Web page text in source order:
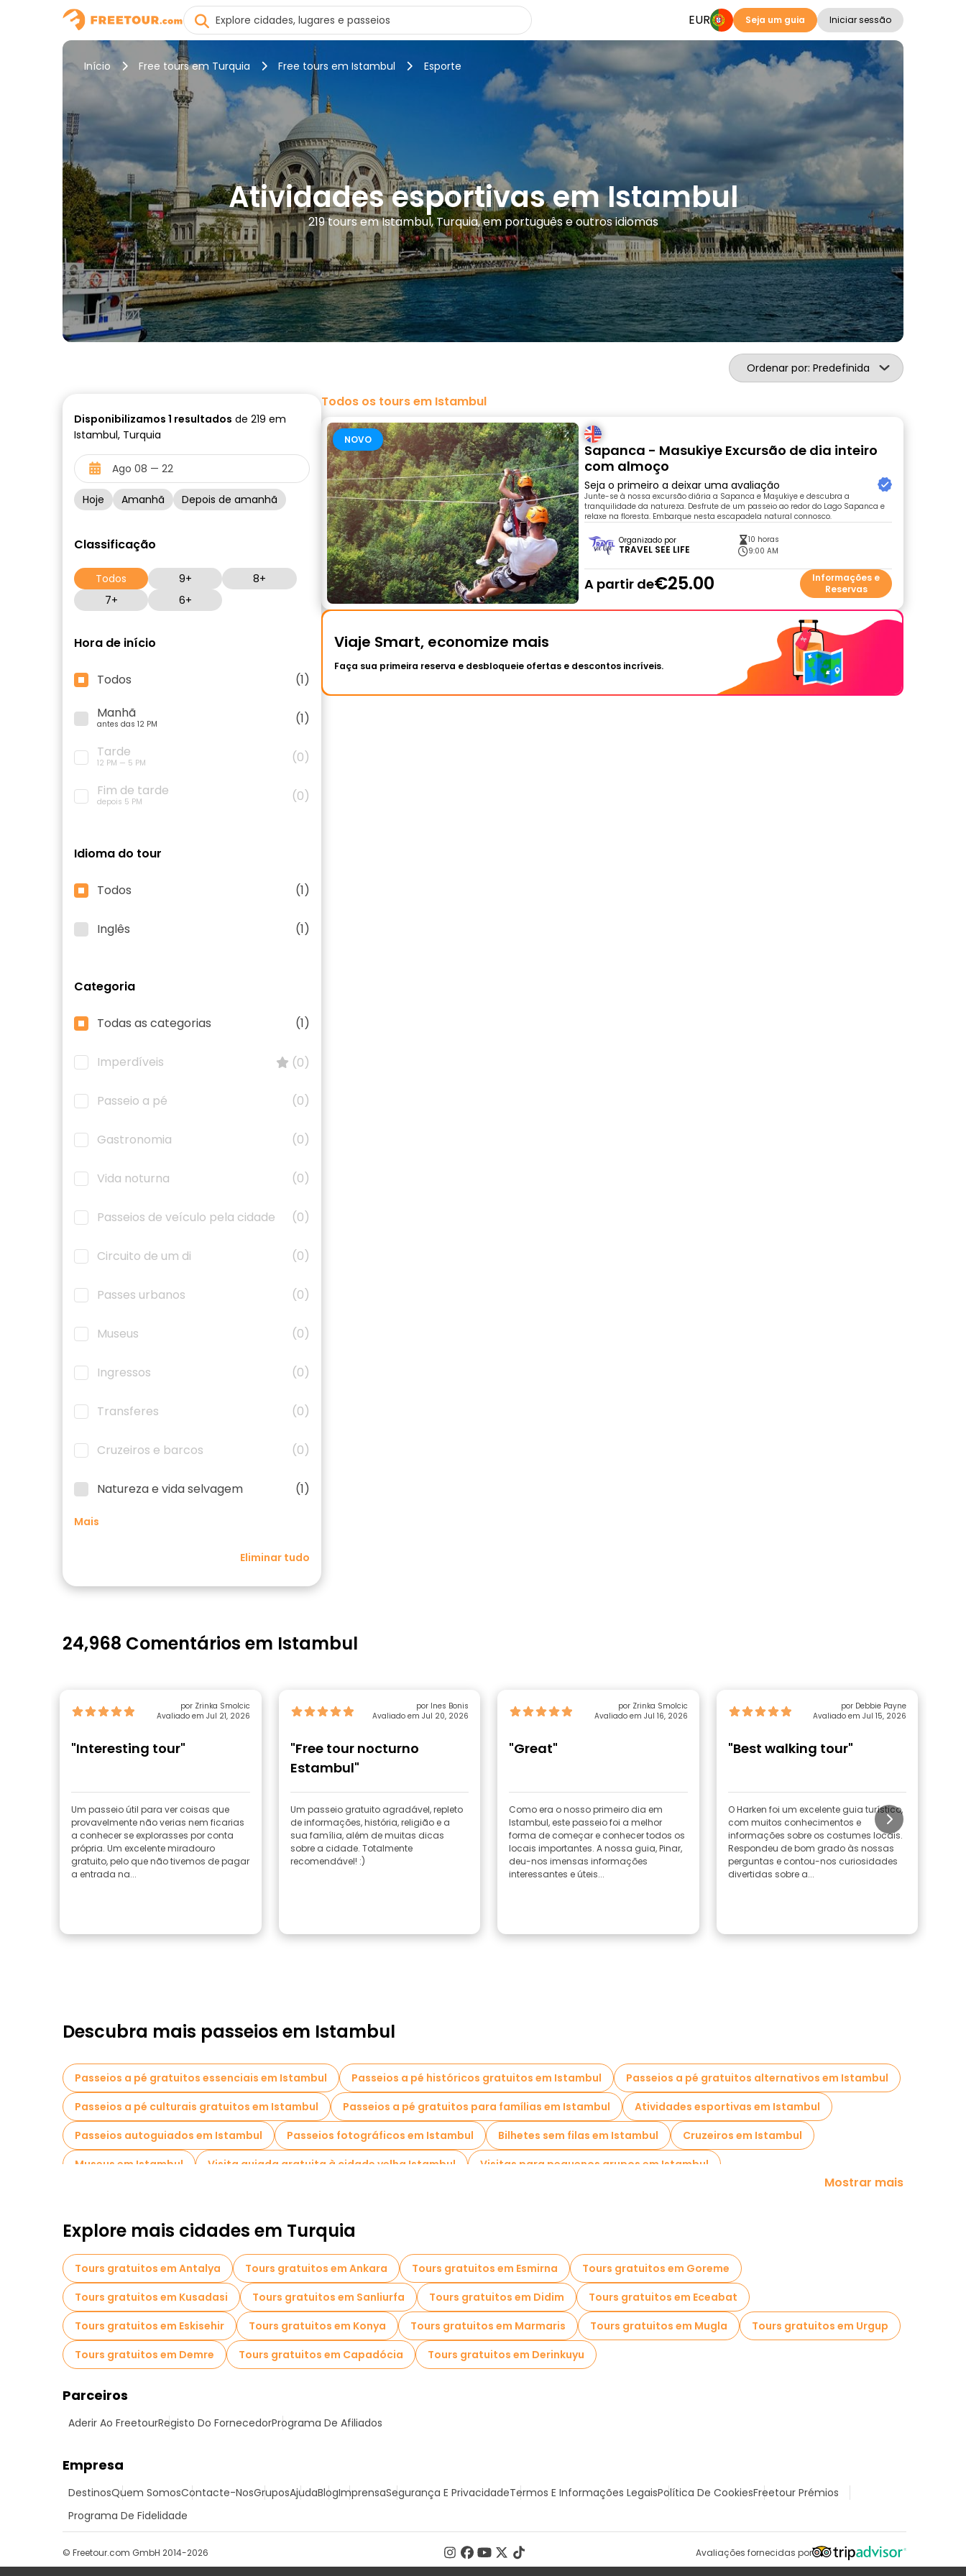
EUR Seja um guia Iniciar sessão
Início Free tours em Turquia Free tours em Istambul Esporte
Atividades esportivas em Istambul
219 tours em Istambul, Turquia, em português e outros idiomas
Ordenar por: Predefinida
Disponibilizamos 1 resultados de 219 em
Istambul, Turquia
Hoje Amanhã Depois de amanhã
Classificação
Todos 9+
8+
7+
6+
Hora de início
Todos
(1)
Manhã
antes das 12 PM
(1)
Tarde
12 PM — 5 PM
(0)
Fim de tarde
depois 5 PM (0)
Idioma do tour
Todos (1)
Inglês (1)
Categoria
Todas as categorias (1)
Imperdíveis (0)
Passeio a pé (0)
Gastronomia (0)
Vida noturna (0)
Passeios de veículo pela cidade (0)
Circuito de um di (0)
Passes urbanos (0)
Museus (0)
Ingressos (0)
Transferes (0)
Cruzeiros e barcos (0)
Natureza e vida selvagem (1)
Mais
Eliminar tudo
Todos os tours em Istambul
NOVO
Sapanca - Masukiye Excursão de dia inteiro
com almoço
Seja o primeiro a deixar uma avaliação
Junte-se à nossa excursão diária a Sapanca e Maşukiye e descubra a
tranquilidade da natureza. Desfrute de um passeio ao redor do Lago Sapanca e
relaxe na floresta. Embarque nesta escapadela natural connosco.
Organizado por
TRAVEL SEE LIFE
10 horas
9:00 AM
A partir de€25.00
Informações e
Reservas
Viaje Smart, economize mais
Faça sua primeira reserva e desbloqueie ofertas e descontos incríveis.
24,968 Comentários em Istambul
por Zrinka Smolcic
Avaliado em Jul 21, 2026
"Interesting tour"
Um passeio útil para ver coisas que
provavelmente não verias nem ficarias
a conhecer se explorasses por conta
própria. Um excelente miradouro
gratuito, pelo que não tivemos de pagar
a entrada na...
por Ines Bonis
Avaliado em Jul 20, 2026
"Free tour nocturno
Estambul"
Um passeio gratuito agradável, repleto
de informações, história, religião e a
sua família, além de muitas dicas
sobre a cidade. Totalmente
recomendável! :)
por Zrinka Smolcic
Avaliado em Jul 16, 2026
"Great"
Como era o nosso primeiro dia em
Istambul, este passeio foi a melhor
forma de começar e conhecer todos os
locais importantes. A nossa guia, Pinar,
deu-nos imensas informações
interessantes e úteis...
por Debbie Payne
Avaliado em Jul 15, 2026
"Best walking tour"
O Harken foi um excelente guia turístico,
com muitos conhecimentos e
informações sobre os costumes locais.
Respondeu de bom grado às nossas
perguntas e contou-nos curiosidades
divertidas sobre a...
Descubra mais passeios em Istambul
Passeios a pé gratuitos essenciais em Istambul Passeios a pé históricos gratuitos em Istambul
Passeios a pé gratuitos alternativos em Istambul
Passeios a pé culturais gratuitos em Istambul
Passeios a pé gratuitos para famílias em Istambul
Atividades esportivas em Istambul
Passeios autoguiados em Istambul
Passeios fotográficos em Istambul Bilhetes sem filas em Istambul
Cruzeiros em Istambul
Museus em Istambul
Visita guiada gratuita à cidade velha Istambul
Visitas para pequenos grupos em Istambul
Passeios a pé noturnos gratuitos em Istambul
Passeios gratuitos perto Hagia Sophia
Passeios gratuitos perto The Blue Mosque Passeios gratuitos perto Topkapi Palace Museum
Mostrar mais
Explore mais cidades em Turquia
Tours gratuitos em Antalya Tours gratuitos em Ankara Tours gratuitos em Esmirna
Tours gratuitos em Goreme
Tours gratuitos em Kusadasi
Tours gratuitos em Sanliurfa Tours gratuitos em Didim
Tours gratuitos em Eceabat
Tours gratuitos em Eskisehir
Tours gratuitos em Konya Tours gratuitos em Marmaris Tours gratuitos em Mugla
Tours gratuitos em Urgup
Tours gratuitos em Demre
Tours gratuitos em Capadócia Tours gratuitos em Derinkuyu
Parceiros
Aderir Ao FreetourRegisto Do FornecedorPrograma De Afiliados
Empresa
DestinosQuem SomosContacte-NosGruposAjudaBlogImprensaSegurança E PrivacidadeTermos E Informações LegaisPolítica De CookiesFreetour Prémios
Programa De Fidelidade
Avaliações fornecidas por
© Freetour.com GmbH 2014-2026